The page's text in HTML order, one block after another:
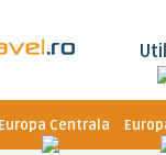
Europa Centrala